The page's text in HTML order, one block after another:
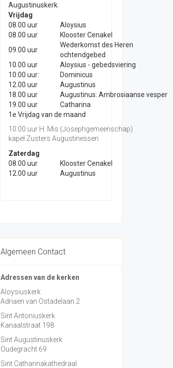
Augustinuskerk.
Vrijdag
08.00 uur
Aloysius
08.00 uur
Klooster Cenakel
09.00 uur
Wederkomst des Heren
ochtendgebed
10.00 uur
Aloysius - gebedsviering
10:00 uur:
Dominicus
12.00 uur
Augustinus
18.00 uur
Augustinus: Ambrosiaanse vesper
19.00 uur
Catharina
1e Vrijdag van de maand
10.00 uur H. Mis (Josephgemeenschap)
kapel Zusters Augustinessen
Zaterdag
08.00 uur
Klooster Cenakel
12.00 uur
Augustinus
Algemeen Contact
Adressen van de kerken
Aloysiuskerk
Adriaen van Ostadelaan 2
Sint Antoniuskerk
Kanaalstraat 198
Sint Augustinuskerk
Oudegracht 69
Sint Catharinakathedraal